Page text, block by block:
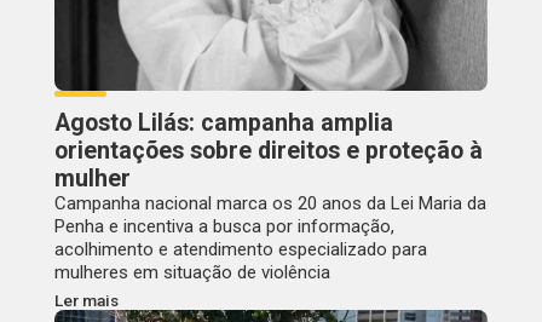
Agosto Lilás: campanha amplia
orientações sobre direitos e proteção à
mulher
Campanha nacional marca os 20 anos da Lei Maria da
Penha e incentiva a busca por informação,
acolhimento e atendimento especializado para
mulheres em situação de violência
Ler mais